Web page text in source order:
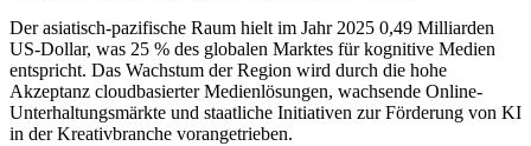
Der asiatisch-pazifische Raum hielt im Jahr 2025 0,49 Milliarden
US-Dollar, was 25 % des globalen Marktes für kognitive Medien
entspricht. Das Wachstum der Region wird durch die hohe
Akzeptanz cloudbasierter Medienlösungen, wachsende Online-
Unterhaltungsmärkte und staatliche Initiativen zur Förderung von KI
in der Kreativbranche vorangetrieben.